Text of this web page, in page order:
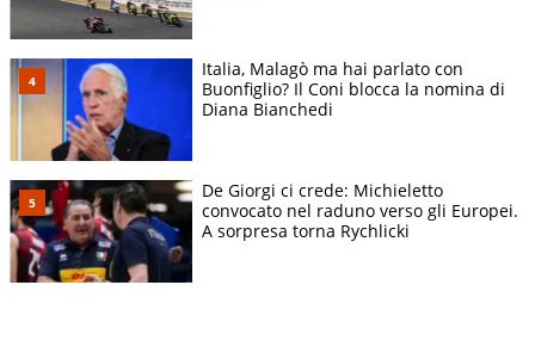
Italia, Malagò ma hai parlato con
Buonfiglio? Il Coni blocca la nomina di
Diana Bianchedi
De Giorgi ci crede: Michieletto
convocato nel raduno verso gli Europei.
A sorpresa torna Rychlicki